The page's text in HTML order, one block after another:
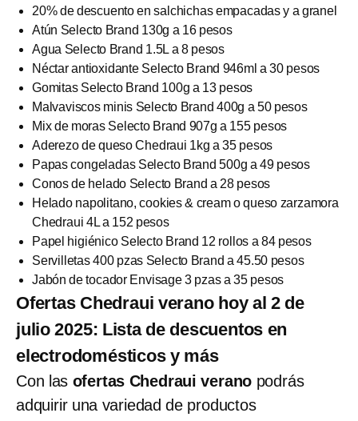
20% de descuento en salchichas empacadas y a granel
Atún Selecto Brand 130g a 16 pesos
Agua Selecto Brand 1.5L a 8 pesos
Néctar antioxidante Selecto Brand 946ml a 30 pesos
Gomitas Selecto Brand 100g a 13 pesos
Malvaviscos minis Selecto Brand 400g a 50 pesos
Mix de moras Selecto Brand 907g a 155 pesos
Aderezo de queso Chedraui 1kg a 35 pesos
Papas congeladas Selecto Brand 500g a 49 pesos
Conos de helado Selecto Brand a 28 pesos
Helado napolitano, cookies & cream o queso zarzamora
Chedraui 4L a 152 pesos
Papel higiénico Selecto Brand 12 rollos a 84 pesos
Servilletas 400 pzas Selecto Brand a 45.50 pesos
Jabón de tocador Envisage 3 pzas a 35 pesos
Ofertas Chedraui verano hoy al 2 de
julio 2025: Lista de descuentos en
electrodomésticos y más
Con las ofertas Chedraui verano podrás
adquirir una variedad de productos